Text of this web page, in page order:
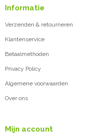
Informatie
Verzenden & retourneren
Klantenservice
Betaalmethoden
Privacy Policy
Algemene voorwaarden
Over ons
Mijn account